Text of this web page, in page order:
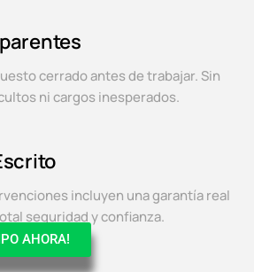
cerrado antes de trabajar. Sin
ni cargos inesperados.
incluyen una garantía real
seguridad y confianza.
AHORA!